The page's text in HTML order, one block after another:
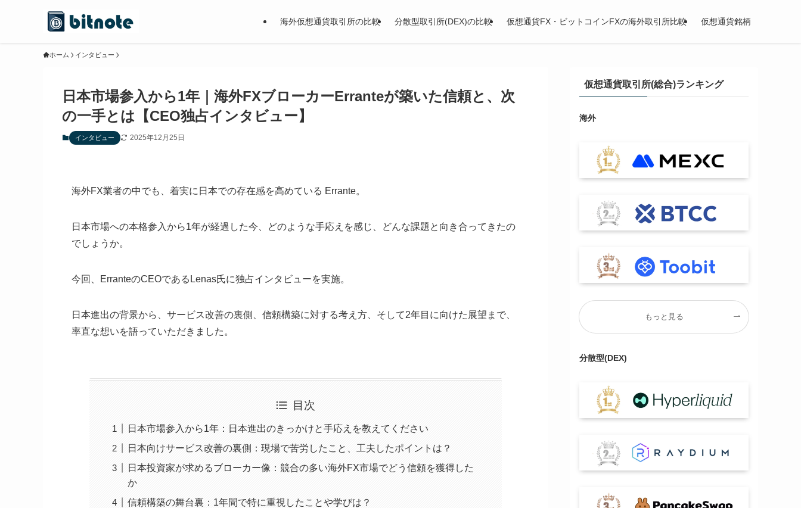
海外仮想通貨取引所の比較 分散型取引所(DEX)の比較 仮想通貨FX・ビットコインFXの海外取引所比較 仮想通貨銘柄
ホーム インタビュー
日本市場参入から1年｜海外FXブローカーErranteが築いた信頼と、次
の一手とは【CEO独占インタビュー】
インタビュー 2025年12月25日
海外FX業者の中でも、着実に日本での存在感を高めている Errante。
日本市場への本格参入から1年が経過した今、どのような手応えを感じ、どんな課題と向き合ってきたの
でしょうか。
今回、ErranteのCEOであるLenas氏に独占インタビューを実施。
日本進出の背景から、サービス改善の裏側、信頼構築に対する考え方、そして2年目に向けた展望まで、
率直な想いを語っていただきました。
目次
日本市場参入から1年：日本進出のきっかけと手応えを教えてください
日本向けサービス改善の裏側：現場で苦労したこと、工夫したポイントは？
日本投資家が求めるブローカー像：競合の多い海外FX市場でどう信頼を獲得した
か
信頼構築の舞台裏：1年間で特に重視したことや学びは？
仮想通貨取引所(総合)ランキング
海外
もっと見る
分散型(DEX)